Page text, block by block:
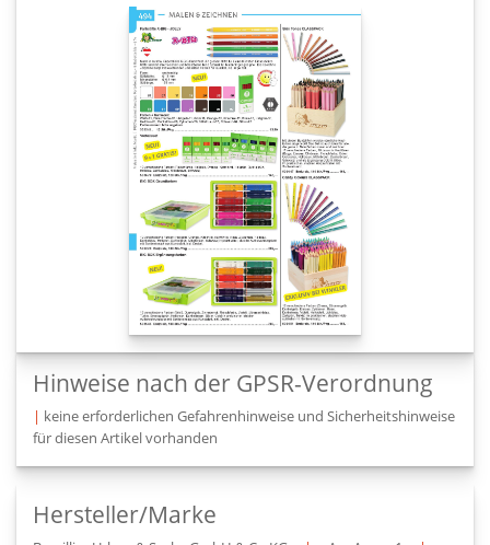
Hinweise nach der GPSR-Verordnung
| keine erforderlichen Gefahrenhinweise und Sicherheitshinweise
für diesen Artikel vorhanden
Hersteller/Marke